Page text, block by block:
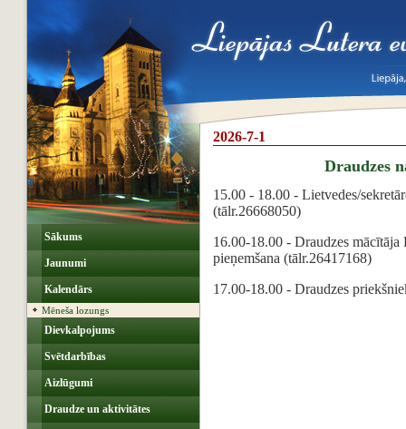
Sākums
Jaunumi
Kalendārs
Mēneša lozungs
Dievkalpojums
Svētdarbības
Aizlūgumi
Draudze un aktivitātes
2026-7-1
Draudzes
15.00 - 18.00 - Lietvedes/
(tālr.26668050)
16.00-18.00 - Draudzes mācītāja
pieņemšana (tālr.26417168)
17.00-18.00 - Draudzes